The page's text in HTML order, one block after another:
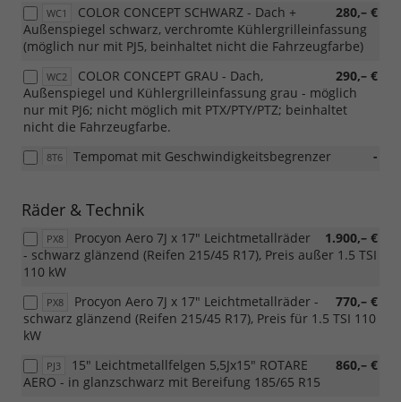
WC1 280,– €
COLOR CONCEPT SCHWARZ - Dach +
Außenspiegel schwarz, verchromte Kühlergrilleinfassung
(möglich nur mit PJ5, beinhaltet nicht die Fahrzeugfarbe)
WC2 290,– €
COLOR CONCEPT GRAU - Dach,
Außenspiegel und Kühlergrilleinfassung grau - möglich
nur mit PJ6; nicht möglich mit PTX/PTY/PTZ; beinhaltet
nicht die Fahrzeugfarbe.
8T6 -
Tempomat mit Geschwindigkeitsbegrenzer
Räder & Technik
PX8 1.900,– €
Procyon Aero 7J x 17" Leichtmetallräder
- schwarz glänzend (Reifen 215/45 R17), Preis außer 1.5 TSI
110 kW
PX8 770,– €
Procyon Aero 7J x 17" Leichtmetallräder -
schwarz glänzend (Reifen 215/45 R17), Preis für 1.5 TSI 110
kW
PJ3 860,– €
15" Leichtmetallfelgen 5,5Jx15" ROTARE
AERO - in glanzschwarz mit Bereifung 185/65 R15